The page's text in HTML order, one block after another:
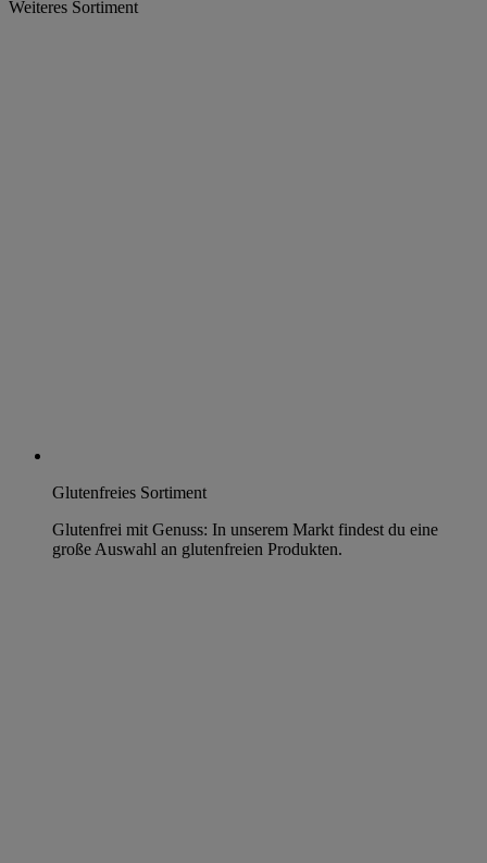
Weiteres Sortiment
Glutenfreies Sortiment
Glutenfrei mit Genuss: In unserem Markt findest du eine
große Auswahl an glutenfreien Produkten.